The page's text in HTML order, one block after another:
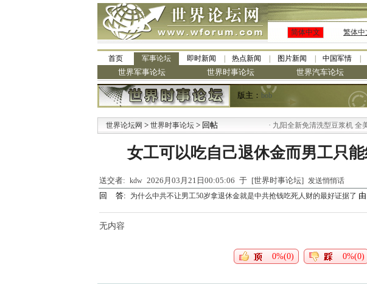
简体中文 繁体中
首页 军事论坛 即时新闻 热点新闻 图片新闻 中国军情
世界军事论坛 世界时事论坛 世界汽车论坛
版主： bob
世界论坛网 > 世界时事论坛 > 回帖 九阳全新免清洗型豆浆机 全美
女工可以吃自己退休金而男工只
送交者: kdw 2026月03月21日00:05:06 于 [世界时事论坛] 发送悄悄话
回 答: 为什么中共不让男工50岁拿退休金就是中共抢钱吃死人财的最好证据了 由
无内容
0%(0) 0%(0)